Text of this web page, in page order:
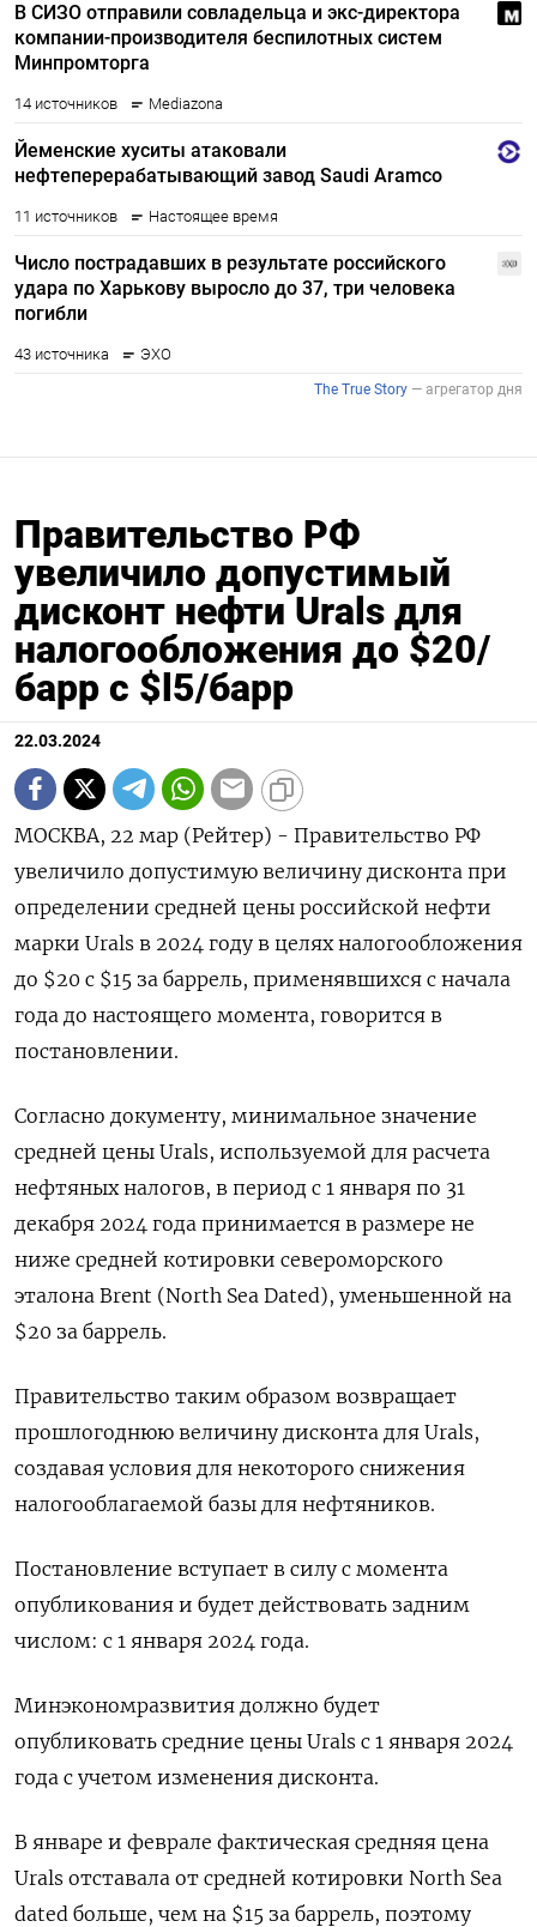
Правительство РФ
увеличило допустимый
дисконт нефти Urals для
налогообложения до $20/
барр с $l5/барр
22.03.2024
МОСКВА, 22 мар (Рейтер) - Правительство РФ
увеличило допустимую величину дисконта при
определении средней цены российской нефти
марки Urals в 2024 году в целях налогообложения
до $20 c $15 за баррель, применявшихся с начала
года до настоящего момента, говорится в
постановлении.
Согласно документу, минимальное значение
средней цены Urals, используемой для расчета
нефтяных налогов, в период с 1 января по 31
декабря 2024 года принимается в размере не
ниже средней котировки североморского
эталона Brent (North Sea Dated), уменьшенной на
$20 за баррель.
Правительство таким образом возвращает
прошлогоднюю величину дисконта для Urals,
создавая условия для некоторого снижения
налогооблагаемой базы для нефтяников.
Постановление вступает в силу с момента
опубликования и будет действовать задним
числом: с 1 января 2024 года.
Минэкономразвития должно будет
опубликовать средние цены Urals с 1 января 2024
года с учетом изменения дисконта.
В январе и феврале фактическая средняя цена
Urals отставала от средней котировки North Sea
dated больше, чем на $15 за баррель, поэтому